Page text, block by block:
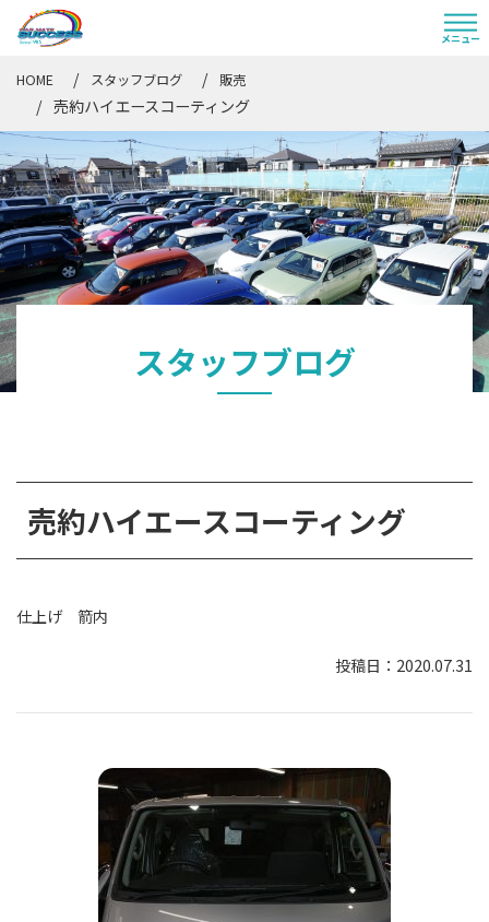
HOME スタッフブログ 販売
売約ハイエースコーティング
スタッフブログ
売約ハイエースコーティング
仕上げ 箭内
2020.07.31